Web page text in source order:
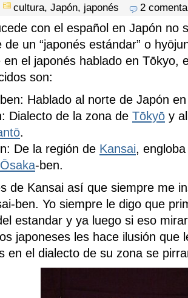
cultura, Japón, japonés 2
con el español en Japón no
de un “japonés estándar” o
en el japonés hablado en Tōkyo,
son:
Hablado al norte de Japón
Dialecto de la zona de Tōkyō y
.
De la región de Kansai,
Ōsaka-ben.
de Kansai así que siempre me
ben. Yo siempre le digo que
estandar y ya luego si eso
japoneses les hace ilusión que
en el dialecto de su zona se